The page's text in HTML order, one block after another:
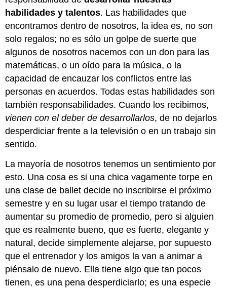
habilidades y talentos. Las habilidades que
encontramos dentro de nosotros, la idea es, no son
solo regalos; no es sólo un golpe de suerte que
algunos de nosotros nacemos con un don para las
matemáticas, o un oído para la música, o la
capacidad de encauzar los conflictos entre las
personas en acuerdos. Todas estas habilidades son
también responsabilidades. Cuando los recibimos,
vienen con el deber de desarrollarlos, de no dejarlos
desperdiciar frente a la televisión o en un trabajo sin
sentido.
La mayoría de nosotros tenemos un sentimiento por
esto. Una cosa es si una chica vagamente torpe en
una clase de ballet decide no inscribirse el próximo
semestre y en su lugar usar el tiempo tratando de
aumentar su promedio de promedio, pero si alguien
que es realmente bueno, que es fuerte, elegante y
natural, decide simplemente alejarse, por supuesto
que el entrenador y los amigos la van a animar a
piénsalo de nuevo. Ella tiene algo que tan pocos
tienen, es una pena desperdiciarlo; es una especie